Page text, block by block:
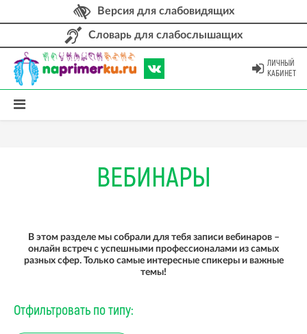
Версия для слабовидящих
Словарь для слабослышащих
ЛИЧНЫЙ
КАБИНЕТ
ВЕБИНАРЫ
В этом разделе мы собрали для тебя записи вебинаров –
онлайн встреч с успешными профессионалами из самых
разных сфер. Только самые интересные спикеры и важные
темы!
Отфильтровать по типу: